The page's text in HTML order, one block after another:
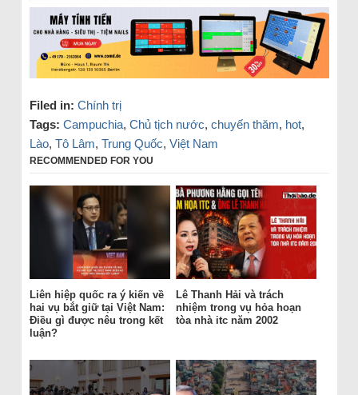
Filed in: Chính trị
Tags: Campuchia, Chủ tịch nước, chuyến thăm, hot,
Lào, Tô Lâm, Trung Quốc, Việt Nam
RECOMMENDED FOR YOU
Liên hiệp quốc ra ý kiến về
hai vụ bắt giữ tại Việt Nam:
Điều gì được nêu trong kết
luận?
Lê Thanh Hải và trách
nhiệm trong vụ hỏa hoạn
tòa nhà itc năm 2002